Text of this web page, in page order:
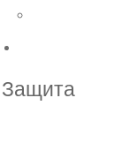
Защита